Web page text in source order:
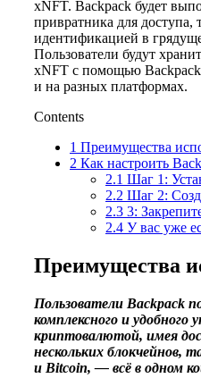
xNFT. Backpack будет
привратника для доступа,
идентификацией в
Пользователи будут
xNFT с помощью
и на разных платформах.
Contents
1 Преимущества
2 Как настроить
2.1 Шаг 1:
2.2 Шаг 2:
2.3 3:
2.4 У вас уже
Преимущества
Пользователи Backpack
комплексного и удобного
криптовалютой, имея
нескольких блокчейнов,
и Bitcoin, — всё в одном